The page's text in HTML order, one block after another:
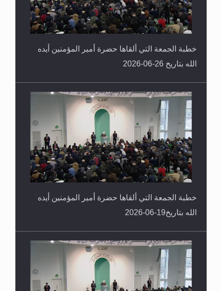
خطبة الجمعة التي ألقاها حضرة أمير المؤمنين أيده
الله بتاريخ 26-06-2026
خطبة الجمعة التي ألقاها حضرة أمير المؤمنين أيده
الله بتاريخ19-06-2026